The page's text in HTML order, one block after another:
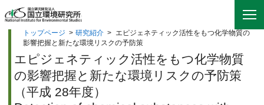
トップページ > 研究紹介 > エピジェネティック活性をもつ化学物質の
影響把握と新たな環境リスクの予防策
エピジェネティック活性をもつ化学物質
の影響把握と新たな環境リスクの予防策
（平成 28年度）